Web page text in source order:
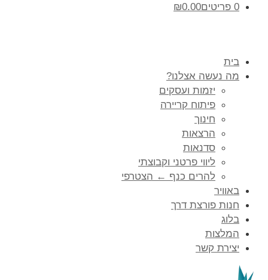
0 פריטים ₪0.00
בית
מה נעשה אצלנו?
יזמות ועסקים
פיתוח קריירה
חינוך
הרצאות
סדנאות
ליווי פרטני וקבוצתי
להרים כנף ← הצטרפי
באוויר
חנות פורצת דרך
בלוג
המלצות
יצירת קשר